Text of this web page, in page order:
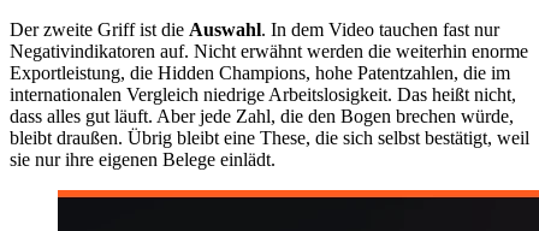
Der zweite Griff ist die Auswahl. In dem Video tauchen fast nur
Negativindikatoren auf. Nicht erwähnt werden die weiterhin enorme
Exportleistung, die Hidden Champions, hohe Patentzahlen, die im
internationalen Vergleich niedrige Arbeitslosigkeit. Das heißt nicht,
dass alles gut läuft. Aber jede Zahl, die den Bogen brechen würde,
bleibt draußen. Übrig bleibt eine These, die sich selbst bestätigt, weil
sie nur ihre eigenen Belege einlädt.